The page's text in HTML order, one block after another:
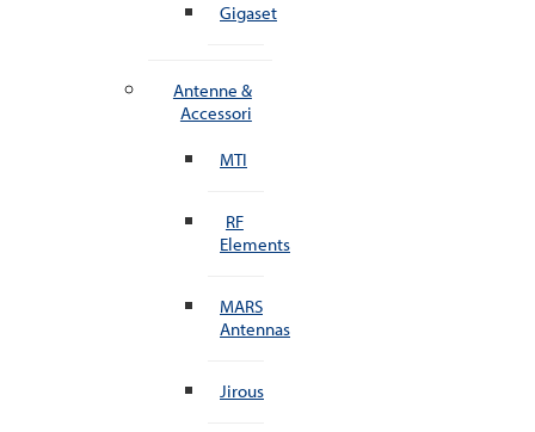
Gigaset
Antenne &
Accessori
MTI
RF
Elements
MARS
Antennas
Jirous